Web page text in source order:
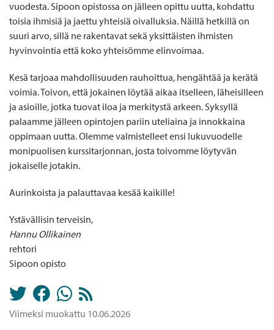
vuodesta. Sipoon opistossa on jälleen opittu uutta, kohdattu
toisia ihmisiä ja jaettu yhteisiä oivalluksia. Näillä hetkillä on
suuri arvo, sillä ne rakentavat sekä yksittäisten ihmisten
hyvinvointia että koko yhteisömme elinvoimaa.
Kesä tarjoaa mahdollisuuden rauhoittua, hengähtää ja kerätä
voimia. Toivon, että jokainen löytää aikaa itselleen, läheisilleen
ja asioille, jotka tuovat iloa ja merkitystä arkeen. Syksyllä
palaamme jälleen opintojen pariin uteliaina ja innokkaina
oppimaan uutta. Olemme valmistelleet ensi lukuvuodelle
monipuolisen kurssitarjonnan, josta toivomme löytyvän
jokaiselle jotakin.
Aurinkoista ja palauttavaa kesää kaikille!
Ystävällisin terveisin,
Hannu Ollikainen
rehtori
Sipoon opisto
Viimeksi muokattu 10.06.2026